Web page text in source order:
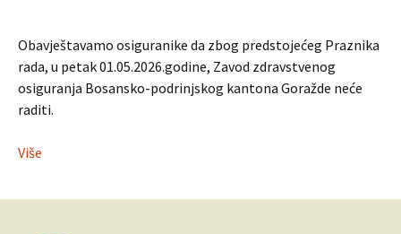
Obavještavamo osiguranike da zbog predstojećeg Praznika
rada, u petak 01.05.2026.godine, Zavod zdravstvenog
osiguranja Bosansko-podrinjskog kantona Goražde neće
raditi.
Više